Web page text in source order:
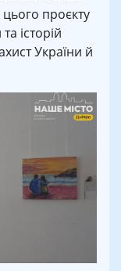
проєкту
історій
України й